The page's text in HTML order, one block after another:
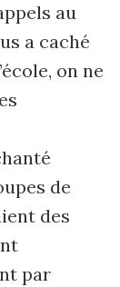
au
a caché
on ne
de
des
par